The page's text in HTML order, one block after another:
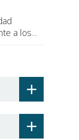
a los
+
+